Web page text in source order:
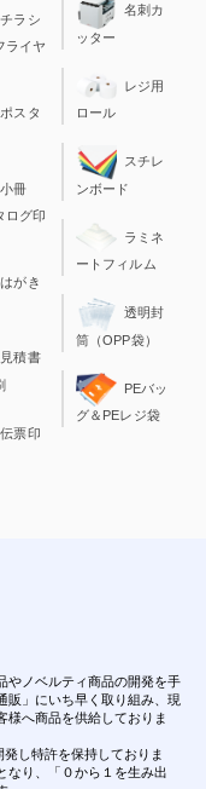
チラシ
ライヤ
ポスタ
小冊
ログ印
はがき
見積書
伝票印
名刺カ
ッター
レジ用
ロール
スチレ
ンボード
ラミネ
ートフィルム
透明封
筒（OPP袋）
PEバッ
グ＆PEレジ袋
やノベルティ商品の開発を手
販」にいち早く取り組み、現
様へ商品を供給しておりま
発し特許を保持しておりま
なり、「０から１を生み出